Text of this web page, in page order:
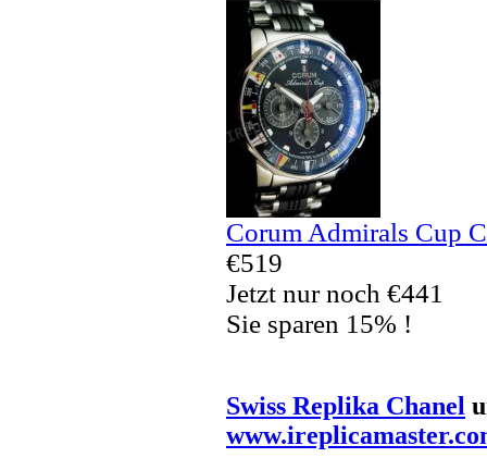
Corum Admirals Cup
€519
Jetzt nur noch €441
Sie sparen 15% !
Swiss Replika Chanel